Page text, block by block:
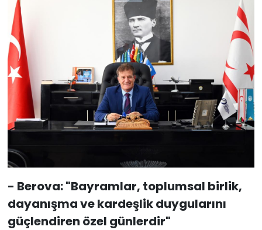
- Berova: "Bayramlar, toplumsal birlik,
dayanışma ve kardeşlik duygularını
güçlendiren özel günlerdir"